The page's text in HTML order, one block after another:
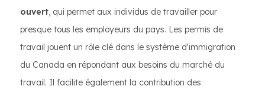
ouvert, qui permet aux individus de travailler pour
presque tous les employeurs du pays. Les permis de
travail jouent un rôle clé dans le système d'immigration
du Canada en répondant aux besoins du marché du
travail. Il facilite également la contribution des